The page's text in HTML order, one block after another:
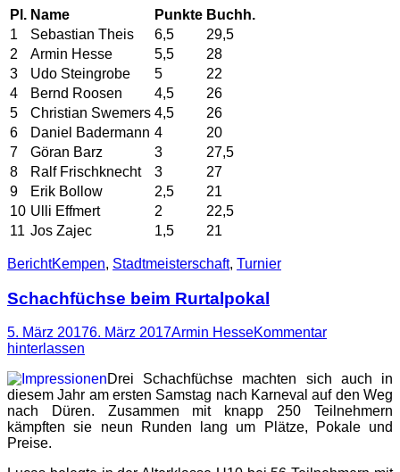
Pl. Name Punkte Buchh.
1
Sebastian Theis 6,5
29,5
2
Armin Hesse 5,5
28
3
Udo Steingrobe 5
22
4
Bernd Roosen 4,5
26
5
Christian Swemers 4,5
26
6
Daniel Badermann 4
20
7
Göran Barz 3
27,5
8
Ralf Frischknecht 3
27
9
Erik Bollow 2,5
21
10 Ulli Effmert 2
22,5
11 Jos Zajec 1,5 21
Kategorien
BerichtSchlagworte
Kempen, Stadtmeisterschaft, Turnier
Schachfüchse beim Rurtalpokal
Posted
on
5. März 20176. März 2017Autor
Armin HesseKommentar
hinterlassen
Drei Schachfüchse machten sich auch in
diesem Jahr am ersten Samstag nach Karneval auf den Weg
nach Düren. Zusammen mit knapp 250 Teilnehmern
kämpften sie neun Runden lang um Plätze, Pokale und
Preise.